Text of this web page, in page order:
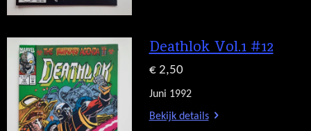
Deathlok Vol.1 #12
€ 2,50
Juni 1992
Bekijk details